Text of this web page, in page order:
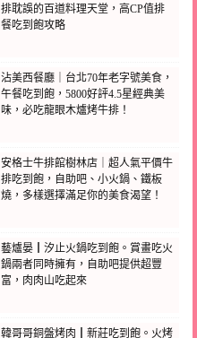
排耽誤的百道料理天堂，高CP值排
餐吃到飽攻略
沾美西餐廳｜台北70年老字號美食，
午餐吃到飽，5800好評4.5星經典美
味，必吃龍眼木爐烤牛排！
安格士牛排館樹林店｜超人氣平價牛
排吃到飽，自助吧、小火鍋、鐵板
燒，多樣選擇滿足你的美食渴望！
藝爐晏┃汐止火鍋吃到飽。賞畫吃火
鍋兩者同時擁有，自助吧提供超豐
富，肉肉山吃起來
韓哥哥銅盤烤肉┃新莊吃到飽。火烤